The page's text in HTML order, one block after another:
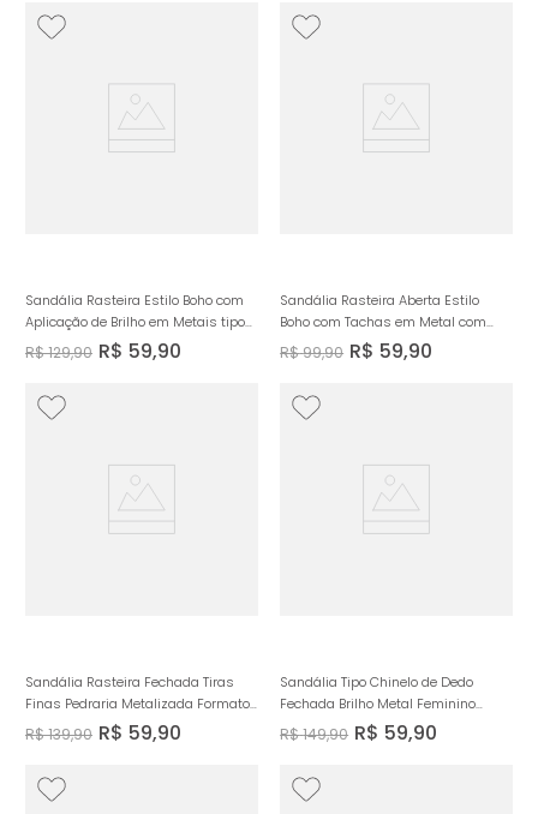
Sandália Rasteira Estilo Boho com
Aplicação de Brilho em Metais tipo
Tachas e Rebites Feminino Milano
Caramelo 14238
R$129,90 R$ 59,90
Sandália Rasteira Aberta Estilo
Boho com Tachas em Metal com
Pedrarias e Rebites Feminino
Milano Bege 14248
R$99,90 R$ 59,90
Sandália Rasteira Fechada Tiras
Finas Pedraria Metalizada Formato
Orgânico Boho Feminino Milano
Marrom 14297
R$139,90 R$ 59,90
Sandália Tipo Chinelo de Dedo
Fechada Brilho Metal Feminino
Milano Preto 14510
R$149,90 R$ 59,90